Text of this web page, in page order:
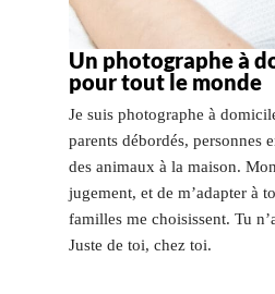
Un photographe à
pour tout le monde
Je suis photographe à
parents débordés, personnes
des animaux à la maison.
jugement, et de m’adapter à
familles me choisissent. Tu
Juste de toi, chez toi.